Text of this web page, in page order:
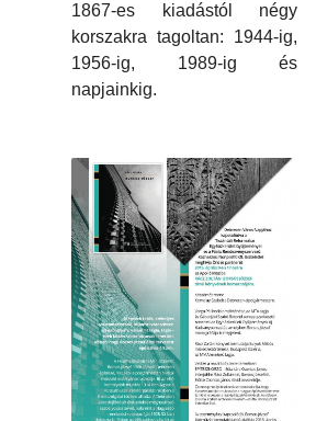
1867-es kiadástól négy
korszakra tagoltan: 1944-ig,
1956-ig, 1989-ig és
napjainkig.